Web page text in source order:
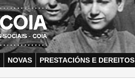
NOVAS PRESTACIÓNS E DEREITOS